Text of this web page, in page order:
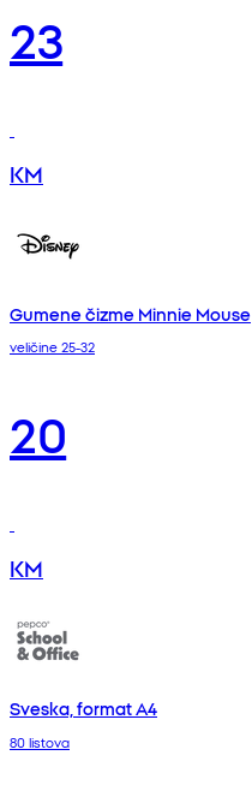
23
KM
Gumene čizme Minnie Mouse
veličine 25-32
20
KM
Sveska, format A4
80 listova